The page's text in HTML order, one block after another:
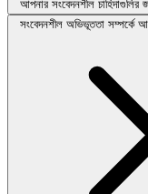
আপনার সংবেদনশীল চাহিদাগুলির
সংবেদনশীল অভিভূততা সম্পর্কে